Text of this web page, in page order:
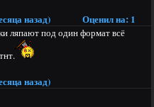
назад) Оценил на: 1
ляпают под один формат всё
назад)